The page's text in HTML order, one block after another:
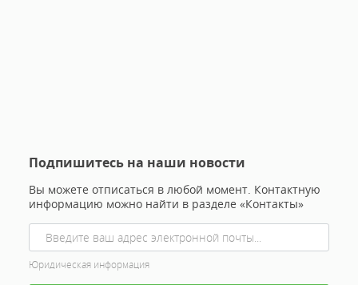
Подпишитесь на наши новости
Вы можете отписаться в любой момент. Контактную
информацию можно найти в разделе «Контакты»
Юридическая информация